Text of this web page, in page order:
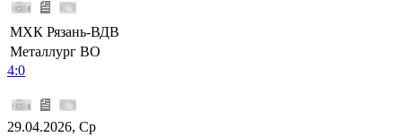
МХК Рязань-ВДВ
Металлург ВО
4:0
29.04.2026, Ср